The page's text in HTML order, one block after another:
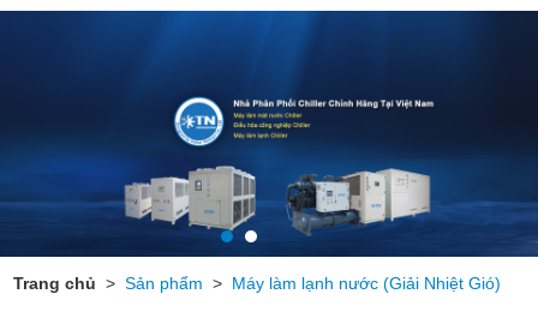
Trang chủ >Sản phẩm > Máy làm lạnh nước (Giải Nhiệt Gió)